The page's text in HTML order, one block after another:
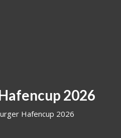
2026
Hafencup 2026